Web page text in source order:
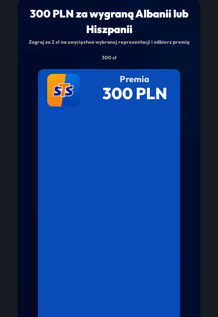
300 PLN za wygraną Albanii lub
Hiszpanii
Zagraj za 2 zł na zwycięstwo wybranej reprezentacji i odbierz premię
300 zł
Premia
300 PLN